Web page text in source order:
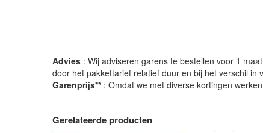
Advies : Wij adviseren garens te bestellen voor 1
door het pakkettarief relatief duur en bij het verschil
Garenprijs** : Omdat we met diverse kortingen
Gerelateerde producten